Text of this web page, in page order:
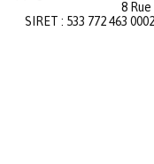
8
SIRET : 533 772 463